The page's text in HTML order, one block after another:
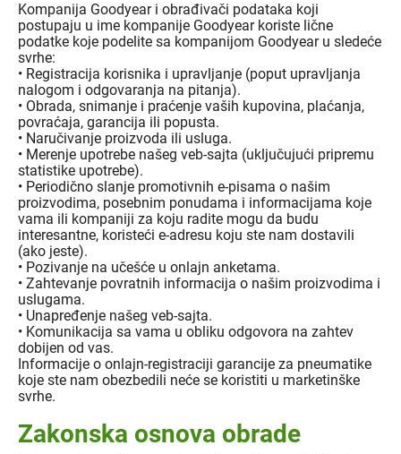
Kompanija Goodyear i obrađivači podataka koji
postupaju u ime kompanije Goodyear koriste lične
podatke koje podelite sa kompanijom Goodyear u sledeće
svrhe:
• Registracija korisnika i upravljanje (poput upravljanja
nalogom i odgovaranja na pitanja).
• Obrada, snimanje i praćenje vaših kupovina, plaćanja,
povraćaja, garancija ili popusta.
• Naručivanje proizvoda ili usluga.
• Merenje upotrebe našeg veb-sajta (uključujući pripremu
statistike upotrebe).
• Periodično slanje promotivnih e-pisama o našim
proizvodima, posebnim ponudama i informacijama koje
vama ili kompaniji za koju radite mogu da budu
interesantne, koristeći e-adresu koju ste nam dostavili
(ako jeste).
• Pozivanje na učešće u onlajn anketama.
• Zahtevanje povratnih informacija o našim proizvodima i
uslugama.
• Unapređenje našeg veb-sajta.
• Komunikacija sa vama u obliku odgovora na zahtev
dobijen od vas.
Informacije o onlajn-registraciji garancije za pneumatike
koje ste nam obezbedili neće se koristiti u marketinške
svrhe.
Zakonska osnova obrade